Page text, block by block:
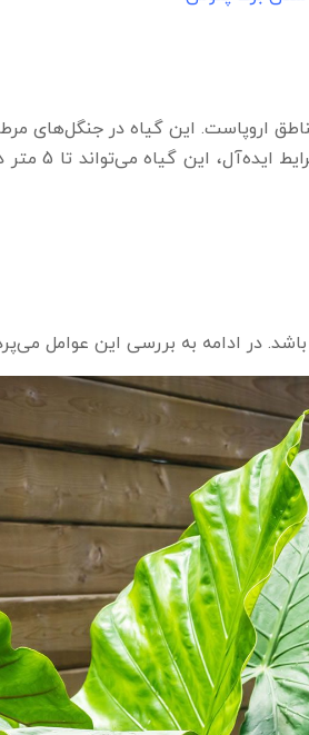
اروپاست. این گیاه در جنگل‌های
و به همین دلیل به
در ادامه به بررسی این عوامل